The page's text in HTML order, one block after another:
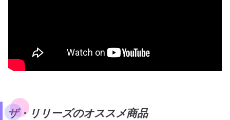
ザ・リリーズのオススメ商品